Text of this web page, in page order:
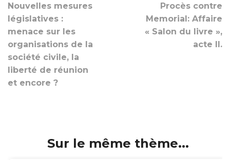
Nouvelles mesures
législatives :
menace sur les
organisations de la
société civile, la
liberté de réunion
et encore ?
Procès contre
Memorial: Affaire
« Salon du livre »,
acte II.
Sur le même thème...